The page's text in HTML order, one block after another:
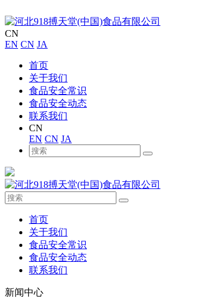
CN
EN CN JA
首页
关于我们
食品安全常识
食品安全动态
联系我们
CN
EN CN JA
首页
关于我们
食品安全常识
食品安全动态
联系我们
新闻中心